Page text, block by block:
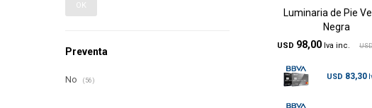
Luminaria de Pie
Negra
USD 98,00 USD
USD 83,30
OK
Preventa
No (56)